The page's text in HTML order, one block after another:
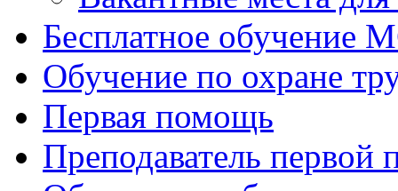
Бесплатное обучение
Обучение по охране
Первая помощь
Преподаватель